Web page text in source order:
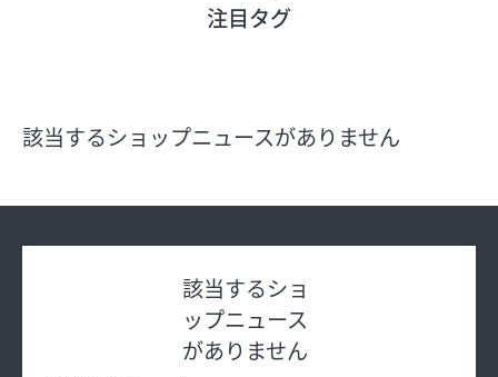
ショップリスト
フロアガイド
ショップリスト
注目タグ
該当するショップニュースがありません
該当するショ
ップニュース
がありません